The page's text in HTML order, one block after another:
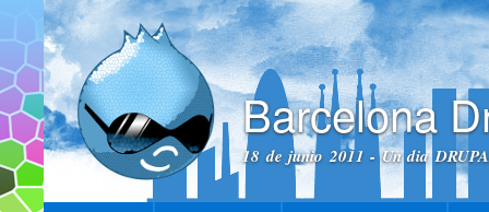
Barcelona
18 de junio 2011 - Un dia